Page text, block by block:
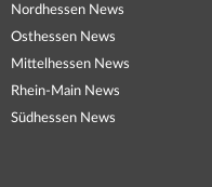
Nordhessen News
Osthessen News
Mittelhessen News
Rhein-Main News
Südhessen News